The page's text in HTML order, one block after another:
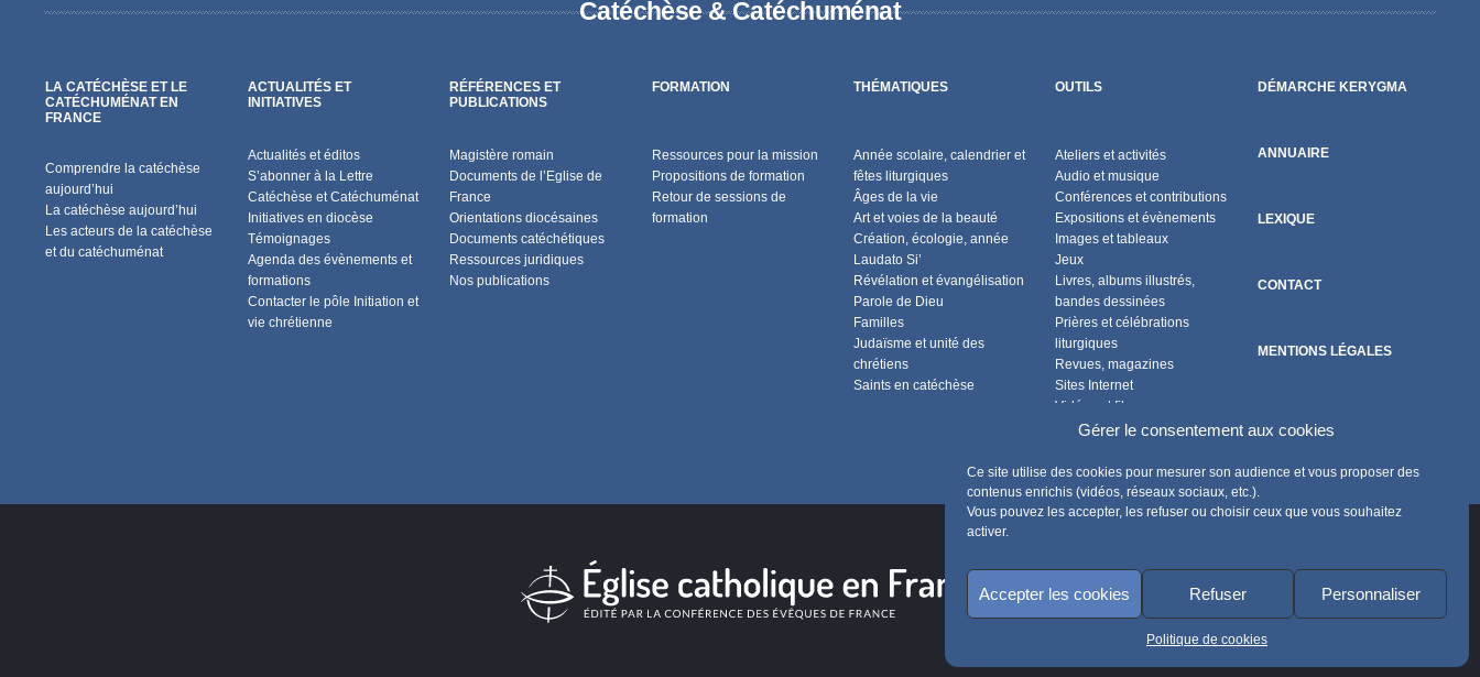
Gérer le consentement aux cookies
Ce site utilise des cookies pour mesurer son audience et vous proposer des
contenus enrichis (vidéos, réseaux sociaux, etc.).
Vous pouvez les accepter, les refuser ou choisir ceux que vous souhaitez
activer.
Accepter les cookies Refuser Personnaliser
Politique de cookies
Catéchèse & Catéchuménat
LA CATÉCHÈSE ET LE
CATÉCHUMÉNAT EN
FRANCE
Comprendre la catéchèse
aujourd’hui
La catéchèse aujourd’hui
Les acteurs de la catéchèse
et du catéchuménat
ACTUALITÉS ET
INITIATIVES
Actualités et éditos
S’abonner à la Lettre
Catéchèse et Catéchuménat
Initiatives en diocèse
Témoignages
Agenda des évènements et
formations
Contacter le pôle Initiation et
vie chrétienne
RÉFÉRENCES ET
PUBLICATIONS
Magistère romain
Documents de l’Eglise de
France
Orientations diocésaines
Documents catéchétiques
Ressources juridiques
Nos publications
FORMATION
Ressources pour la mission
Propositions de formation
Retour de sessions de
formation
THÉMATIQUES
Année scolaire, calendrier et
fêtes liturgiques
Âges de la vie
Art et voies de la beauté
Création, écologie, année
Laudato Si’
Révélation et évangélisation
Parole de Dieu
Familles
Judaïsme et unité des
chrétiens
Saints en catéchèse
OUTILS
Ateliers et activités
Audio et musique
Conférences et contributions
Expositions et évènements
Images et tableaux
Jeux
Livres, albums illustrés,
bandes dessinées
Prières et célébrations
liturgiques
Revues, magazines
Sites Internet
Vidéos et films
Flux RSS
DÉMARCHE KERYGMA
ANNUAIRE
LEXIQUE
CONTACT
MENTIONS LÉGALES